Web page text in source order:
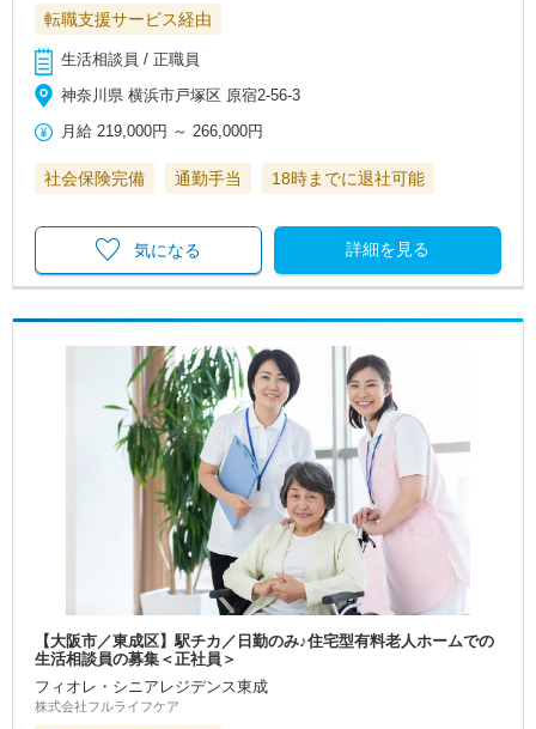
転職支援サービス経由
生活相談員 / 正職員
神奈川県 横浜市戸塚区 原宿2-56-3
月給 219,000円 ～ 266,000円
社会保険完備 通勤手当 18時までに退社可能
詳細を見る
気になる
【大阪市／東成区】駅チカ／日勤のみ♪住宅型有料老人ホームでの
生活相談員の募集＜正社員＞
フィオレ・シニアレジデンス東成
株式会社フルライフケア